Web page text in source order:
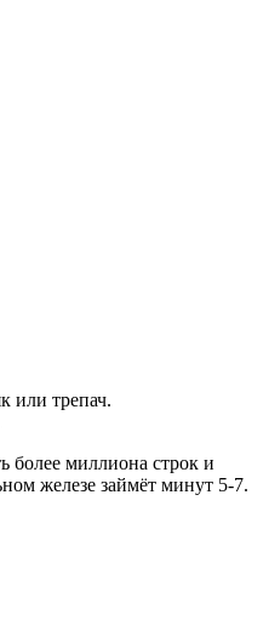
или трепач.
более миллиона строк и
железе займёт минут 5-7.